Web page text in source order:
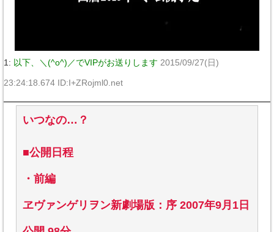
1: 以下、＼(^o^)／でVIPがお送りします 2015/09/27(日)
23:24:18.674 ID:I+ZRojml0.net
いつなの…？
■公開日程
・前編
ヱヴァンゲリヲン新劇場版：序 2007年9月1日